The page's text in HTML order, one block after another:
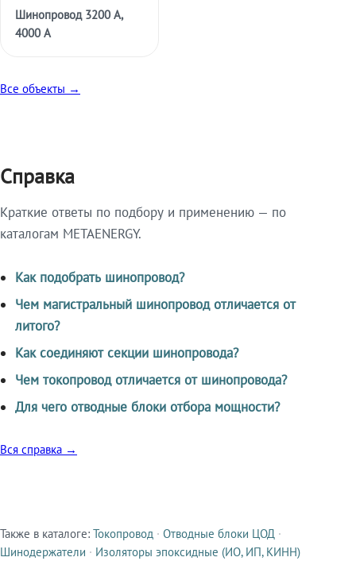
Шинопровод 3200 А,
4000 А
Все объекты →
Справка
Краткие ответы по подбору и применению — по
каталогам METAENERGY.
Как подобрать шинопровод?
Чем магистральный шинопровод отличается от
литого?
Как соединяют секции шинопровода?
Чем токопровод отличается от шинопровода?
Для чего отводные блоки отбора мощности?
Вся справка →
Смежные продукты
Также в каталоге: Токопровод · Отводные блоки ЦОД ·
Шинодержатели · Изоляторы эпоксидные (ИО, ИП, КИНН)